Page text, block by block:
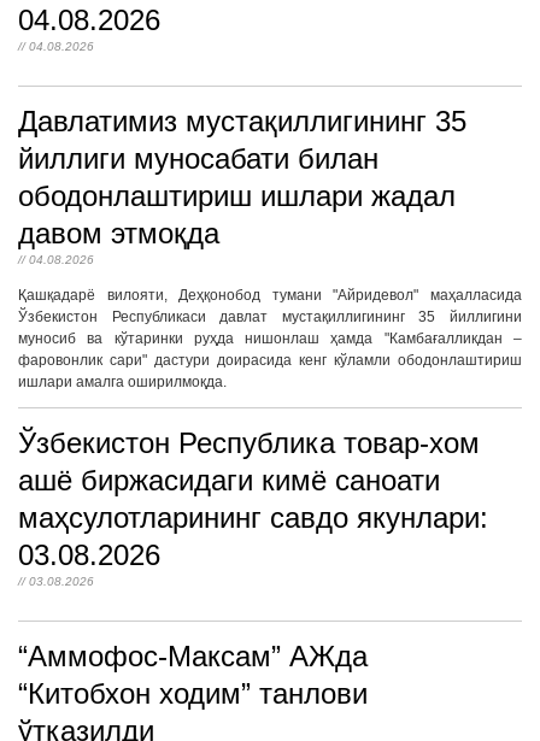
04.08.2026
// 04.08.2026
Давлатимиз мустақиллигининг 35
йиллиги муносабати билан
ободонлаштириш ишлари жадал
давом этмоқда
// 04.08.2026
Қашқадарё вилояти, Деҳқонобод тумани "Айридевол" маҳалласида
Ўзбекистон Республикаси давлат мустақиллигининг 35 йиллигини
муносиб ва кўтаринки руҳда нишонлаш ҳамда "Камбағалликдан –
фаровонлик сари" дастури доирасида кенг кўламли ободонлаштириш
ишлари амалга оширилмоқда.
Ўзбекистон Республика товар-хом
ашё биржасидаги кимё саноати
маҳсулотларининг савдо якунлари:
03.08.2026
// 03.08.2026
“Аммофос-Максам” АЖда
“Китобхон ходим” танлови
ўтказилди